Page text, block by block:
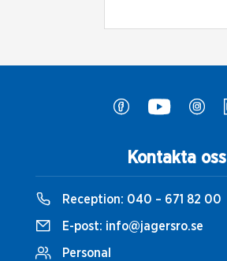
Kontakta oss
Reception: 040 – 671 82 00
E-post: info@jagersro.se
Personal